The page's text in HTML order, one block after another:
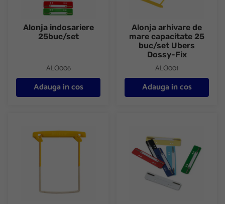
Alonja indosariere
25buc/set
ALO006
Adauga in cos
Alonja arhivare de
mare capacitate 25
buc/set Ubers
Dossy-Fix
ALO001
Adauga in cos